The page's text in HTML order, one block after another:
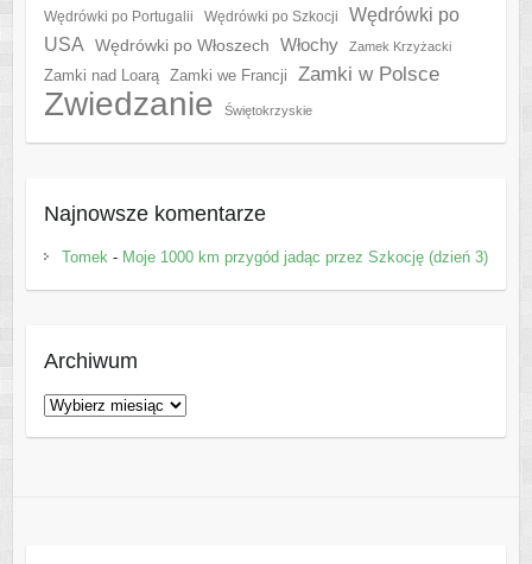
Wędrówki po Portugalii Wędrówki po Szkocji
Wędrówki po
USA
Wędrówki po Włoszech Włochy Zamek Krzyżacki
Zamki nad Loarą Zamki we Francji Zamki w Polsce
Zwiedzanie Świętokrzyskie
Najnowsze komentarze
Tomek- Moje 1000 km przygód jadąc przez Szkocję (dzień 3)
Archiwum
Archiwum